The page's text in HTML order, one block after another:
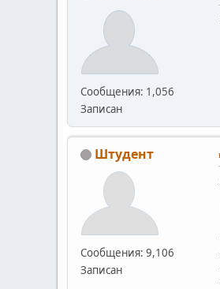
Сообщения: 1,056
Записан
Штудент
Сообщения: 9,106
Записан